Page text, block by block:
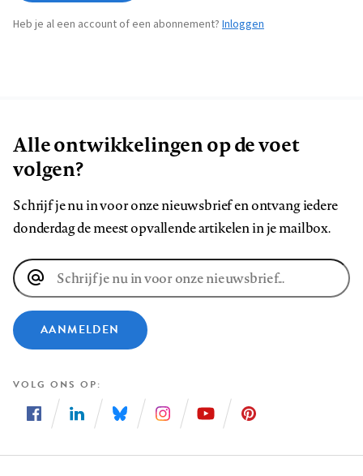
Heb je al een account of een abonnement? Inloggen
Alle ontwikkelingen op de voet
volgen?
Schrijf je nu in voor onze nieuwsbrief en ontvang iedere
donderdag de meest opvallende artikelen in je mailbox.
E-
mailadres
AANMELDEN
VOLG ONS OP
ons
ons
ons
ons
ons
ons